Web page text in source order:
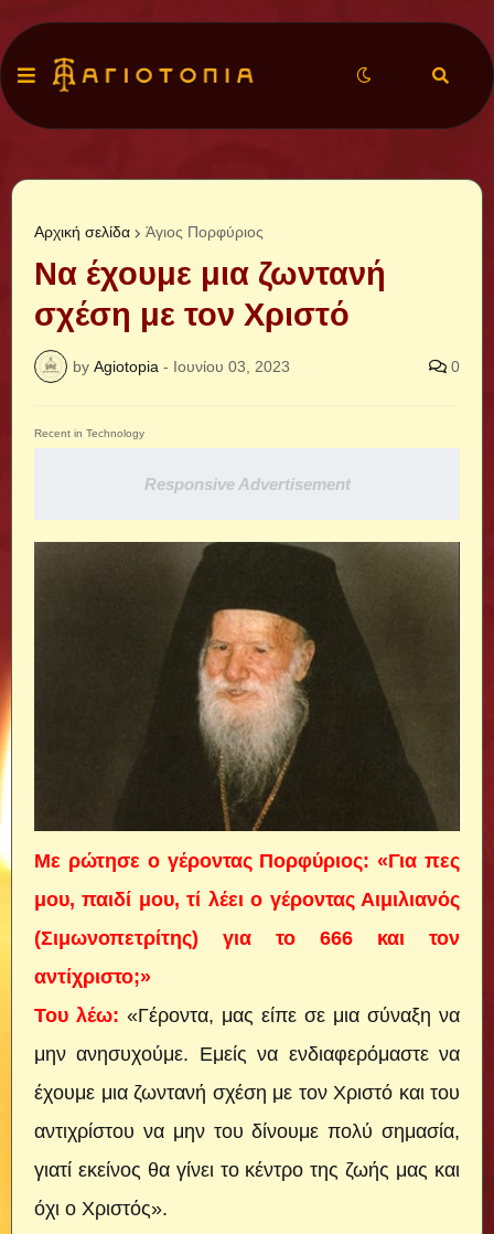
Αρχική σελίδα Άγιος Πορφύριος
Να έχουμε μια ζωντανή
σχέση με τον Χριστό
by Agiotopia - Ιουνίου 03, 2023 0
Recent in Technology
Responsive Advertisement
Με ρώτησε ο γέροντας Πορφύριος: «Για πες
μου, παιδί μου, τί λέει ο γέροντας Αιμιλιανός
(Σιμωνοπετρίτης) για το 666 και τον
αντίχριστο;»
Του λέω: «Γέροντα, μας είπε σε μια σύναξη να
μην ανησυχούμε. Εμείς να ενδιαφερόμαστε να
έχουμε μια ζωντανή σχέση με τον Χριστό και του
αντιχρίστου να μην του δίνουμε πολύ σημασία,
γιατί εκείνος θα γίνει το κέντρο της ζωής μας και
όχι ο Χριστός».